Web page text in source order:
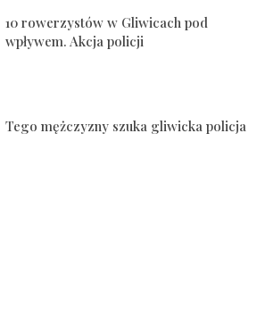
10 rowerzystów w Gliwicach pod
wpływem. Akcja policji
Tego mężczyzny szuka gliwicka policja